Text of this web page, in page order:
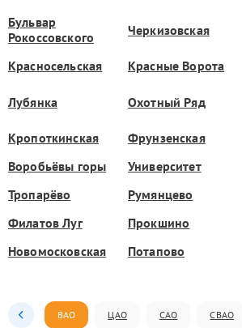
Бульвар
Рокоссовского
Черкизовская
Красносельская
Красные Ворота
Лубянка Охотный Ряд
Кропоткинская
Фрунзенская
Воробьёвы горы
Университет
Тропарёво
Румянцево
Филатов Луг
Прокшино
Новомосковская
Потапово
ВАО ЦАО САО СВАО